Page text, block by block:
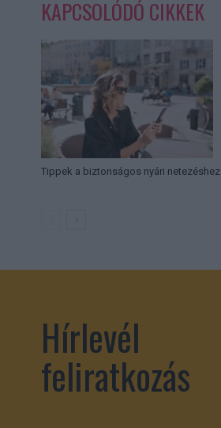
KAPCSOLÓDÓ CIKKEK
Tippek a biztonságos nyári netezéshez
Hírlevél
feliratkozás